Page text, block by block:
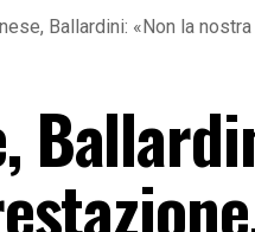
Ballardini: «Non la